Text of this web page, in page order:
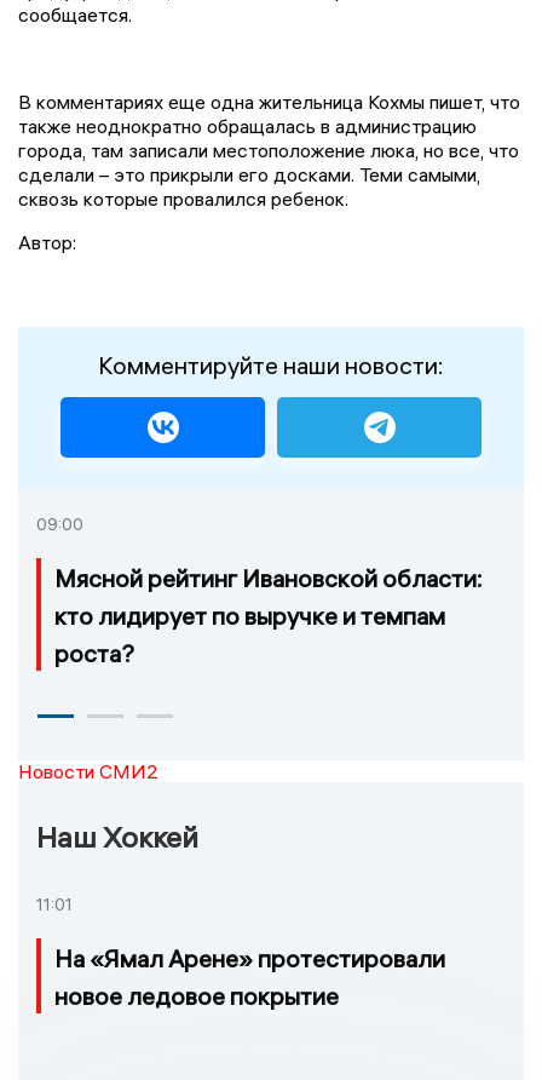
сообщается.
В комментариях еще одна жительница Кохмы пишет, что
также неоднократно обращалась в администрацию
города, там записали местоположение люка, но все, что
сделали – это прикрыли его досками. Теми самыми,
сквозь которые провалился ребенок.
Автор:
Комментируйте наши новости:
09:00
Мясной рейтинг Ивановской области:
кто лидирует по выручке и темпам
роста?
Новости СМИ2
Наш Хоккей
11:01
На «Ямал Арене» протестировали
новое ледовое покрытие